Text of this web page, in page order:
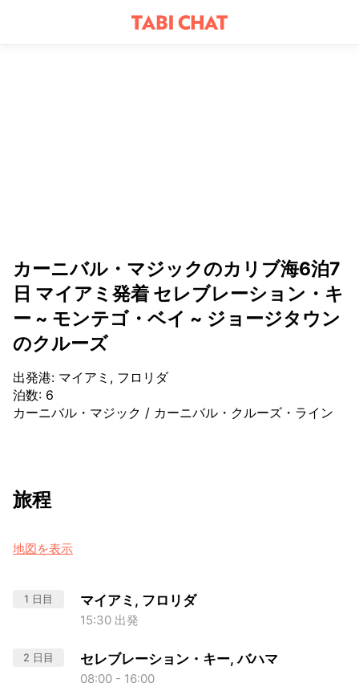
カーニバル・マジックのカリブ海6泊7
日 マイアミ発着 セレブレーション・キ
ー ~ モンテゴ・ベイ ~ ジョージタウン
のクルーズ
出発港: マイアミ, フロリダ
泊数: 6
カーニバル・マジック / カーニバル・クルーズ・ライン
旅程
地図を表示
1 日目 マイアミ, フロリダ
15:30 出発
2 日目 セレブレーション・キー, バハマ
08:00 - 16:00